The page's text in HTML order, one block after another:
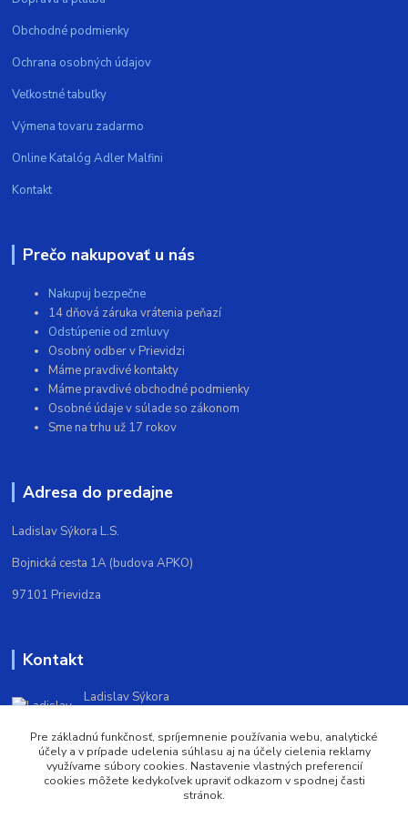
Obchodné podmienky
Ochrana osobných údajov
Veľkostné tabuľky
Výmena tovaru zadarmo
Online Katalóg Adler Malfini
Kontakt
Prečo nakupovať u nás
Nakupuj bezpečne
14 dňová záruka vrátenia peňazí
Odstúpenie od zmluvy
Osobný odber v Prievidzi
Máme pravdivé kontakty
Máme pravdivé obchodné podmienky
Osobné údaje v súlade so zákonom
Sme na trhu už 17 rokov
Adresa do predajne
Ladislav Sýkora L.S.
Bojnická cesta 1A (budova APKO)
97101 Prievidza
Kontakt
Ladislav Sýkora
(Po-Pi 9,00-16,00)
trickoshop@trickoshop.sk
Pre základnú funkčnosť, spríjemnenie používania webu, analytické
účely a v prípade udelenia súhlasu aj na účely cielenia reklamy
využívame súbory cookies. Nastavenie vlastných preferencií
cookies môžete kedykoľvek upraviť odkazom v spodnej časti
stránok.